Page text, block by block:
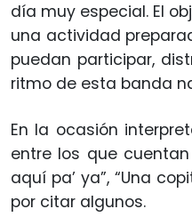
día muy especial. El
una actividad
puedan participar,
ritmo de esta banda
En la ocasión
entre los que cuentan
aquí pa’ ya”, “Una
por citar algunos.